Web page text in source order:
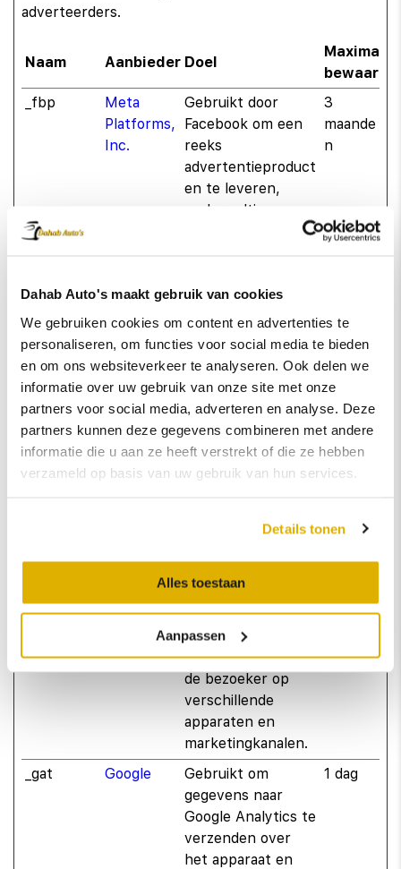
Dahab Auto's maakt gebruik van cookies
We gebruiken cookies om content en advertenties te
personaliseren, om functies voor social media te bieden
en om ons websiteverkeer te analyseren. Ook delen we
informatie over uw gebruik van onze site met onze
partners voor social media, adverteren en analyse. Deze
partners kunnen deze gegevens combineren met andere
informatie die u aan ze heeft verstrekt of die ze hebben
verzameld op basis van uw gebruik van hun services.
Details tonen
Alles toestaan
Aanpassen
adverteerders.
Naam Aanbieder Doel
Maximale
_fbp
Meta
Platforms,
Inc.
Gebruikt door
Facebook om een
reeks
advertentieproduct
en te leveren,
zoals realtime
bieden van externe
3
maande
n
gegevens naar
Google Analytics te
verzenden over
het apparaat en
het gedrag van de
bezoeker. Traceert
de bezoeker op
verschillende
apparaten en
Gebruikt om
verzenden over
het apparaat en
het gedrag van de
bezoeker. Traceert
de bezoeker op
verschillende
apparaten en
marketingkanalen.
2 jaar
_gat Google
Gebruikt om
gegevens naar
Google Analytics te
verzenden over
het apparaat en
1 dag